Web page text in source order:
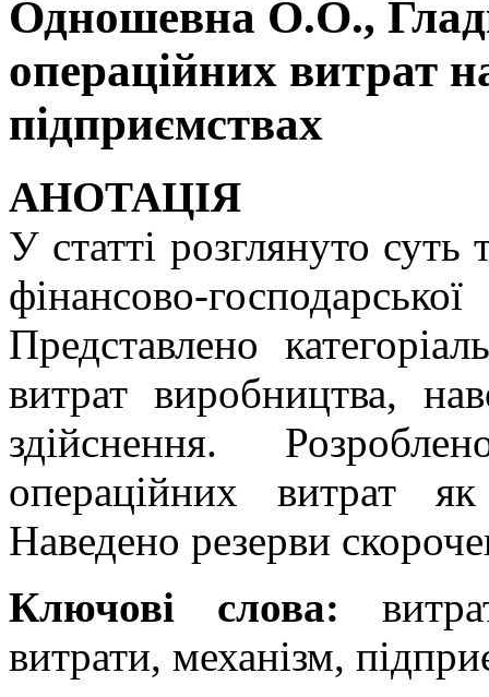
Одношевна О.О.,
операційних витрат
підприємствах
АНОТАЦІЯ
У статті розглянуто суть
фінансово-
Представлено
витрат виробництва,
здійснення.
операційних витрат
Наведено резерви
Ключові слова:
витрати, механізм,